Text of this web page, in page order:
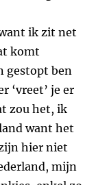
ik zit net
komt
gestopt ben
‘vreet’ je er
zou het, ik
want het
hier niet
mijn